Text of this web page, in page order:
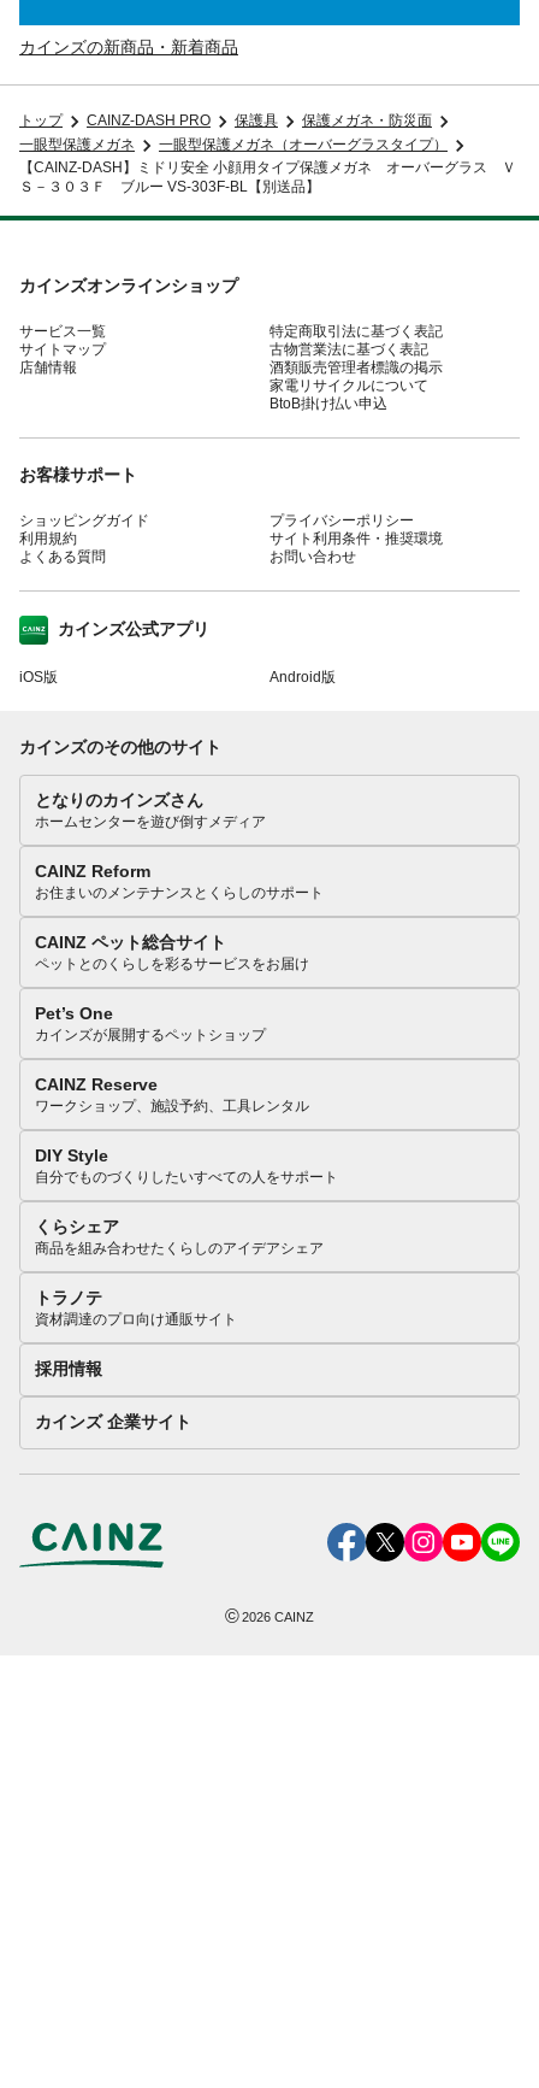
カインズの新商品・新着商品
トップ CAINZ-DASH PRO 保護具
保護メガネ・防災面
一眼型保護メガネ
一眼型保護メガネ（オーバーグラスタイプ）
【CAINZ-DASH】ミドリ安全 小顔用タイプ保護メガネ オーバーグラス Ｖ
Ｓ－３０３Ｆ ブルー VS-303F-BL【別送品】
カインズオンラインショップ
サービス一覧
サイトマップ
店舗情報
特定商取引法に基づく表記
古物営業法に基づく表記
酒類販売管理者標識の掲示
家電リサイクルについて
BtoB掛け払い申込
お客様サポート
ショッピングガイド
利用規約
よくある質問
プライバシーポリシー
サイト利用条件・推奨環境
お問い合わせ
カインズ公式アプリ
iOS版 Android版
カインズのその他のサイト
となりのカインズさん
ホームセンターを遊び倒すメディア
CAINZ Reform
お住まいのメンテナンスとくらしのサポート
CAINZ ペット総合サイト
ペットとのくらしを彩るサービスをお届け
Pet’s One
カインズが展開するペットショップ
CAINZ Reserve
ワークショップ、施設予約、工具レンタル
DIY Style
自分でものづくりしたいすべての人をサポート
くらシェア
商品を組み合わせたくらしのアイデアシェア
トラノテ
資材調達のプロ向け通販サイト
採用情報
カインズ 企業サイト
©2026 CAINZ